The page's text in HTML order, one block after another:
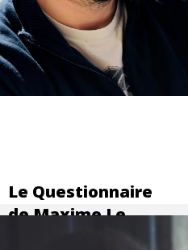
Le Questionnaire
de Maxime Le
Dain, traducteur